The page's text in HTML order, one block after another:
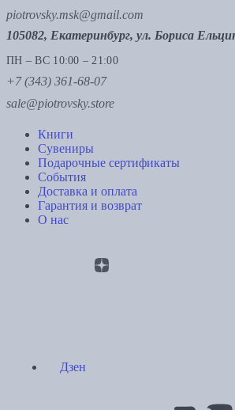
piotrovsky.msk@gmail.com
105082, Екатеринбург, ул. Бориса
ПН – ВС 10:00 – 21:00
+7 (343) 361-68-07
sale@piotrovsky.store
Книги
Сувениры
Подарочные сертификаты
События
Доставка и оплата
Гарантия и возврат
О нас
Дзен